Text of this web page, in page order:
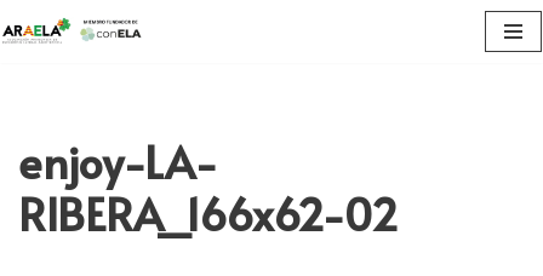
enjoy-LA-
RIBERA_166x62-02